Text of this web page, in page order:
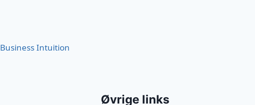
Business Intuition
Øvrige links